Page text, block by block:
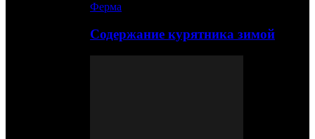
Ферма
Содержание курятника зимой